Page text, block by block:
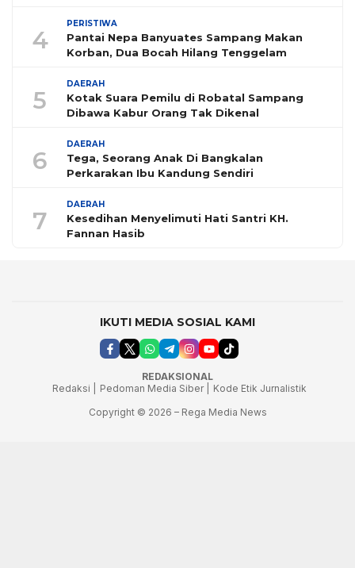
4
PERISTIWA
Pantai Nepa Banyuates Sampang Makan
Korban, Dua Bocah Hilang Tenggelam
5
DAERAH
Kotak Suara Pemilu di Robatal Sampang
Dibawa Kabur Orang Tak Dikenal
6
DAERAH
Tega, Seorang Anak Di Bangkalan
Perkarakan Ibu Kandung Sendiri
7
DAERAH
Kesedihan Menyelimuti Hati Santri KH.
Fannan Hasib
IKUTI MEDIA SOSIAL KAMI
REDAKSIONAL
Redaksi |
Pedoman Media Siber |
Kode Etik Jurnalistik
Copyright © 2026 – Rega Media News